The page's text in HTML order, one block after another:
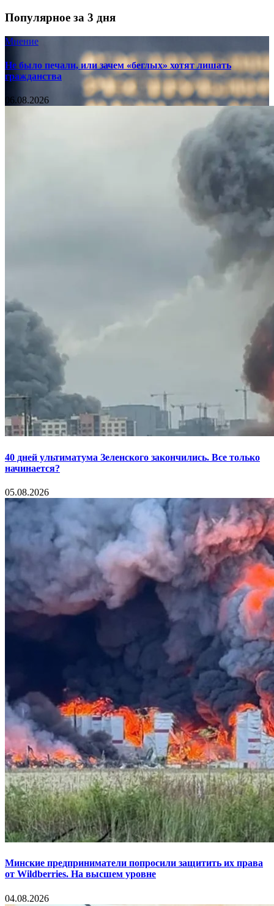
Популярное за 3 дня
Мнение
Не было печали, или зачем «беглых» хотят лишать
гражданства
06.08.2026
40 дней ультиматума Зеленского закончились. Все только
начинается?
05.08.2026
Минские предприниматели попросили защитить их права
от Wildberries. На высшем уровне
04.08.2026